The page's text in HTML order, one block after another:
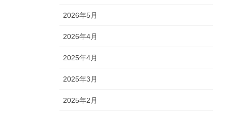
2026年5月
2026年4月
2025年4月
2025年3月
2025年2月